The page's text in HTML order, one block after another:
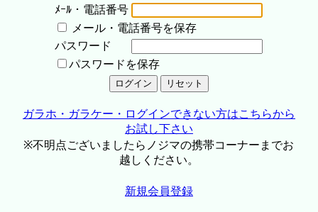
ﾒｰﾙ・電話番号
メール・電話番号を保存
パスワード
パスワードを保存
ガラホ・ガラケー・ログインできない方はこちらから
お試し下さい
※不明点ございましたらノジマの携帯コーナーまでお
越しください。
新規会員登録